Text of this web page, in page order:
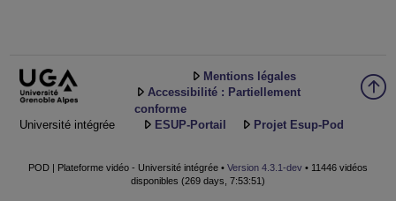
Université intégrée
Mentions légales
Accessibilité : Partiellement
conforme
ESUP-Portail
Projet Esup-Pod
POD | Plateforme vidéo - Université intégrée • Version 4.3.1-dev • 11446 vidéos
disponibles (269 days, 7:53:51)